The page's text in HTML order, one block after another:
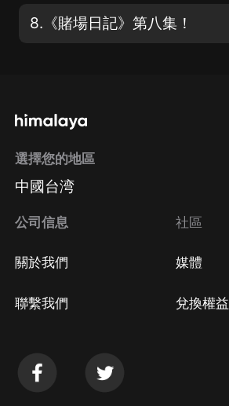
8.《賭場日記》第八集！
選擇您的地區
中國台湾
公司信息
關於我們
聯繫我們
社區
媒體
兌換權益